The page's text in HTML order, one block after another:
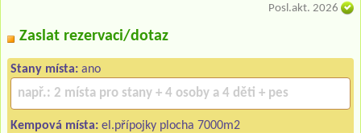
Posl.akt. 2026
Zaslat rezervaci/dotaz
Stany místa: ano
Kempová místa: el.přípojky plocha 7000m2